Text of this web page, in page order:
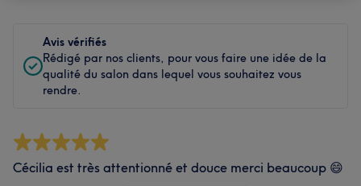
Avis vérifiés
Rédigé par nos clients, pour vous faire une idée de la
qualité du salon dans lequel vous souhaitez vous
rendre.
Cécilia est très attentionné et douce merci beaucoup 😄